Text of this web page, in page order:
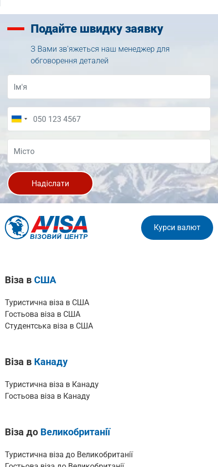
Подайте швидку заявку
З Вами зв'яжеться наш менеджер для
обговорення деталей
Надіслати
Курси валют
Віза в США
Туристична віза в США
Гостьова віза в США
Cтудентська віза в США
Віза в Канаду
Туристична віза в Канаду
Гостьова віза в Канаду
Віза до Великобританії
Туристична віза до Великобританії